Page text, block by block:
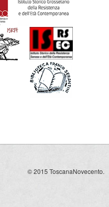
© 2015 ToscanaNovecento.